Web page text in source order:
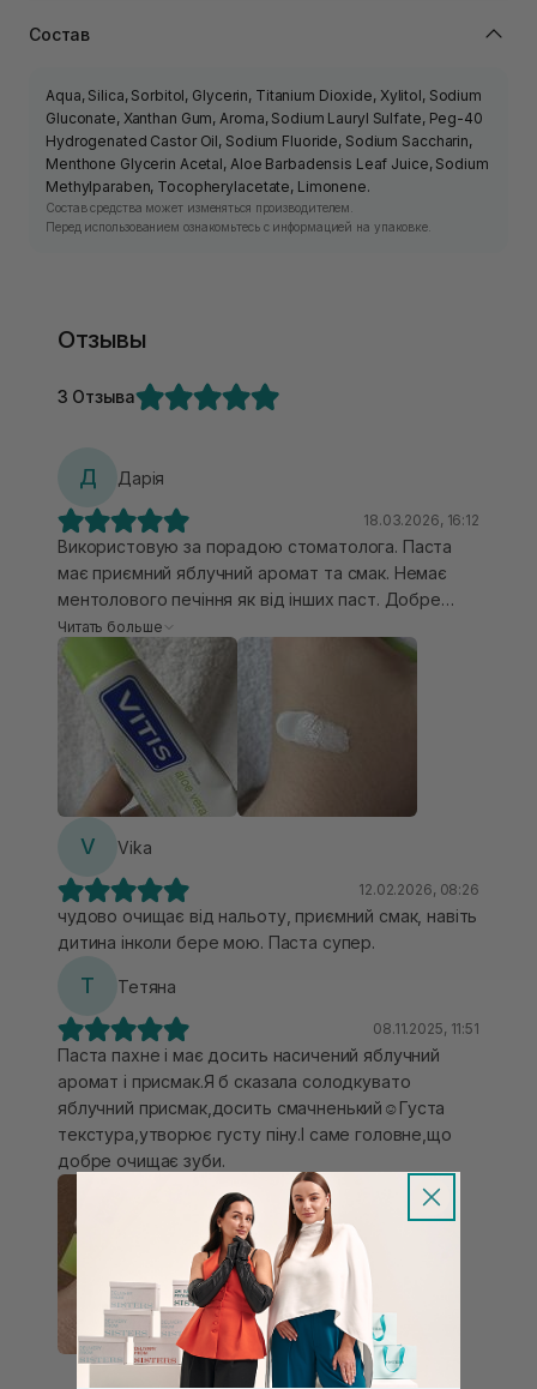
Состав
Aqua, Silica, Sorbitol, Glycerin, Titanium Dioxide, Xylitol, Sodium
Gluconate, Xanthan Gum, Aroma, Sodium Lauryl Sulfate, Peg-40
Hydrogenated Castor Oil, Sodium Fluoride, Sodium Saccharin,
Menthone Glycerin Acetal, Aloe Barbadensis Leaf Juice, Sodium
Methylparaben, Tocopherylacetate, Limonene.
Состав средства может изменяться производителем.
Перед использованием ознакомьтесь с информацией на упаковке.
Отзывы
3 Отзыва
Д Дарія
18.03.2026, 16:12
Використовую за порадою стоматолога. Паста
має приємний яблучний аромат та смак. Немає
ментолового печіння як від інших паст. Добре
працює з чутливістю ясен, трохи зменшує
кровоточивість. З використанням цієї пасти
помітила повільнішу появу зубного каменя після
проф чистки.
Читать больше
V Vika
12.02.2026, 08:26
чудово очищає від нальоту, приємний смак, навіть
дитина інколи бере мою. Паста супер.
Т Тетяна
08.11.2025, 11:51
Паста пахне і має досить насичений яблучний
аромат і присмак.Я б сказала солодкувато
яблучний присмак,досить смачненький☺️Густа
текстура,утворює густу піну.І саме головне,що
добре очищає зуби.